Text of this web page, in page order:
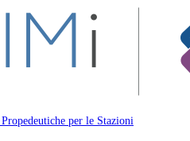
per le Stazioni